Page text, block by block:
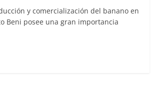
y comercialización del banano en
Beni posee una gran importancia